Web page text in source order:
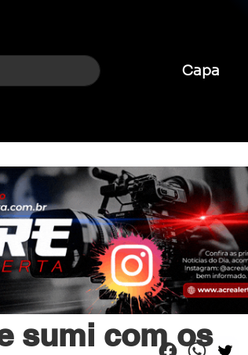
Capa
sumi com os
leitura